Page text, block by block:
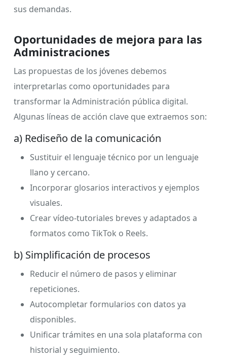
sus demandas.
Oportunidades de mejora para las
Administraciones
Las propuestas de los jóvenes debemos
interpretarlas como oportunidades para
transformar la Administración pública digital.
Algunas líneas de acción clave que extraemos son:
a) Rediseño de la comunicación
Sustituir el lenguaje técnico por un lenguaje
llano y cercano.
Incorporar glosarios interactivos y ejemplos
visuales.
Crear vídeo-tutoriales breves y adaptados a
formatos como TikTok o Reels.
b) Simplificación de procesos
Reducir el número de pasos y eliminar
repeticiones.
Autocompletar formularios con datos ya
disponibles.
Unificar trámites en una sola plataforma con
historial y seguimiento.